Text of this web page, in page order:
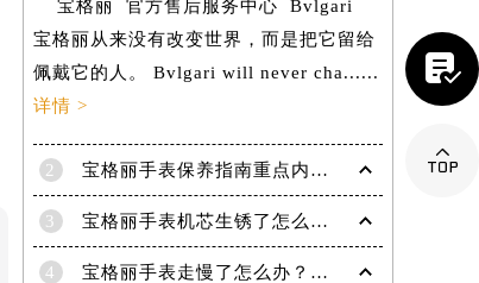
宝格丽 官方售后服务中心 Bvlgari
宝格丽从来没有改变世界，而是把它留给
佩戴它的人。 Bvlgari will never cha......
详情 >
2 宝格丽手表保养指南重点内容！
3 宝格丽手表机芯生锈了怎么办？（机芯生锈的解决方法）
4 宝格丽手表走慢了怎么办？专业技巧教你轻松修复，精准再现时间魅力

